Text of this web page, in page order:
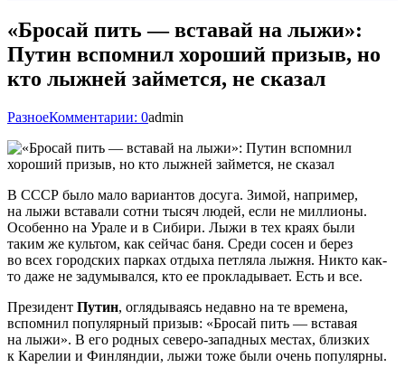
«Бросай пить — вставай на лыжи»:
Путин вспомнил хороший призыв, но
кто лыжней займется, не сказал
РазноеКомментарии: 0admin
В СССР было мало вариантов досуга. Зимой, например,
на лыжи вставали сотни тысяч людей, если не миллионы.
Особенно на Урале и в Сибири. Лыжи в тех краях были
таким же культом, как сейчас баня. Среди сосен и берез
во всех городских парках отдыха петляла лыжня. Никто как-
то даже не задумывался, кто ее прокладывает. Есть и все.
Президент Путин, оглядываясь недавно на те времена,
вспомнил популярный призыв: «Бросай пить — вставая
на лыжи». В его родных северо-западных местах, близких
к Карелии и Финляндии, лыжи тоже были очень популярны.